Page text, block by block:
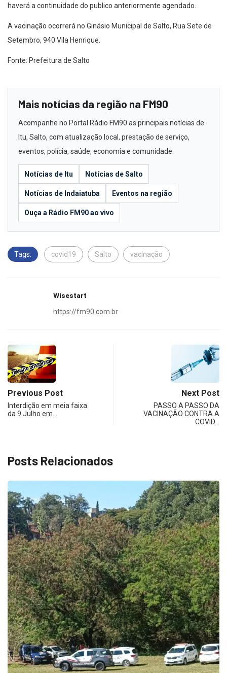
haverá a continuidade do publico anteriormente agendado.
A vacinação ocorrerá no Ginásio Municipal de Salto, Rua Sete de
Setembro, 940 Vila Henrique.
Fonte: Prefeitura de Salto
Mais notícias da região na FM90
Acompanhe no Portal Rádio FM90 as principais notícias de
Itu, Salto, com atualização local, prestação de serviço,
eventos, polícia, saúde, economia e comunidade.
Notícias de Itu Notícias de Salto
Notícias de Indaiatuba Eventos na região
Ouça a Rádio FM90 ao vivo
Tags: covid19 Salto vacinação
Wisestart
https://fm90.com.br
Previous Post
Interdição em meia faixa
da 9 Julho em…
Next Post
PASSO A PASSO DA
VACINAÇÃO CONTRA A
COVID…
Posts Relacionados
SAÚDE
Multivacinação de Salto vai até 31 de...
agosto 5, 2026